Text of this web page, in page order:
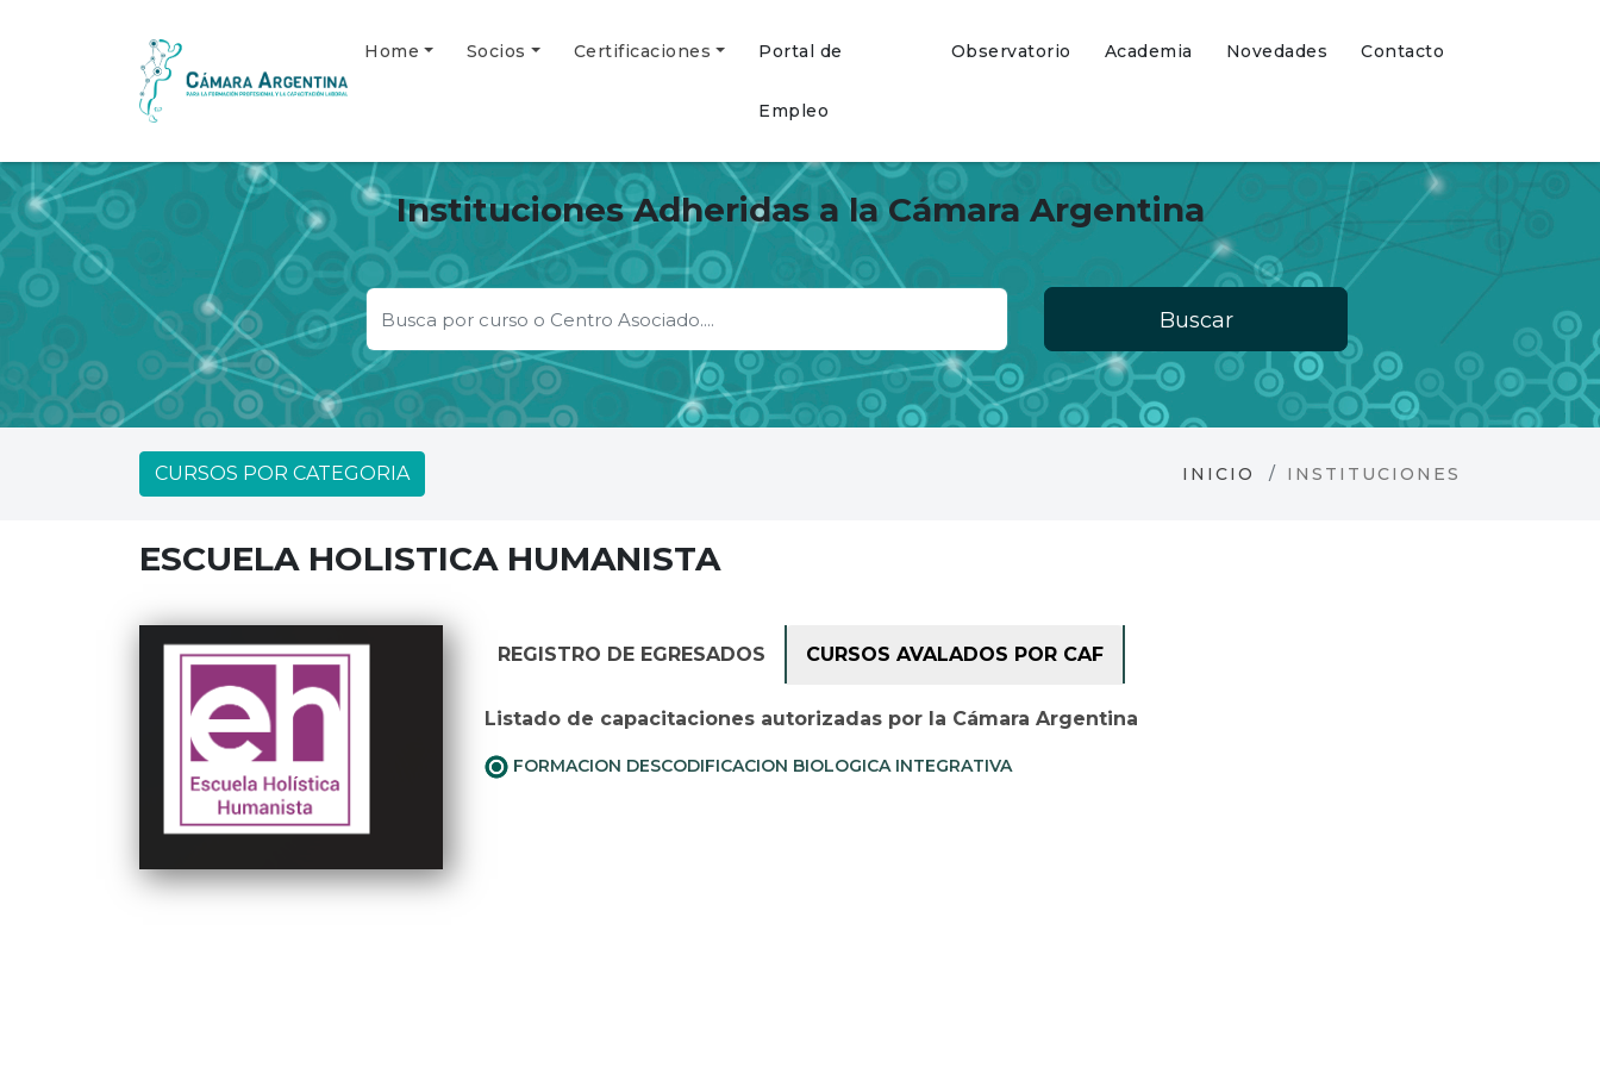
Home Socios Certificaciones Portal de
Empleo
Observatorio Academia Novedades Contacto
Instituciones Adheridas a la Cámara Argentina
Buscar
CURSOS POR CATEGORIA INICIO INSTITUCIONES
ESCUELA HOLISTICA HUMANISTA
REGISTRO DE EGRESADOS CURSOS AVALADOS POR CAF
Listado de capacitaciones autorizadas por la Cámara Argentina
FORMACION DESCODIFICACION BIOLOGICA INTEGRATIVA